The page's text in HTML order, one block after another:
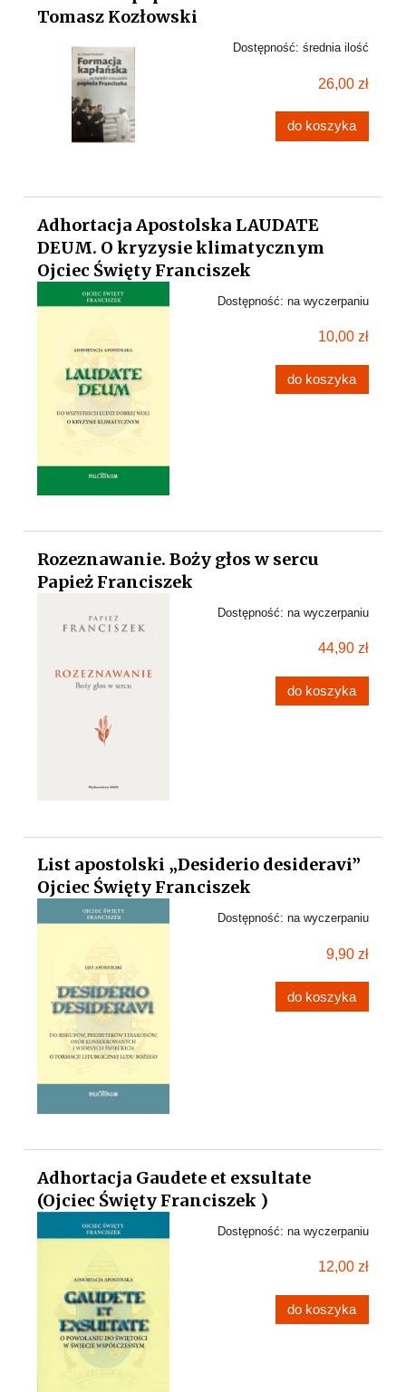
Tomasz Kozłowski
Dostępność: średnia ilość
26,00 zł
do koszyka
Adhortacja Apostolska LAUDATE
DEUM. O kryzysie klimatycznym
Ojciec Święty Franciszek
Dostępność: na wyczerpaniu
10,00 zł
do koszyka
Rozeznawanie. Boży głos w sercu
Papież Franciszek
Dostępność: na wyczerpaniu
44,90 zł
do koszyka
List apostolski „Desiderio desideravi”
Ojciec Święty Franciszek
Dostępność: na wyczerpaniu
9,90 zł
do koszyka
Adhortacja Gaudete et exsultate
(Ojciec Święty Franciszek )
Dostępność: na wyczerpaniu
12,00 zł
do koszyka